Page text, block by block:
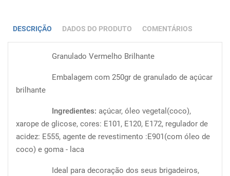
DESCRIÇÃO DADOS DO PRODUTO COMENTÁRIOS
Granulado Vermelho Brilhante
Embalagem com 250gr de granulado de açúcar
brilhante
Ingredientes: açúcar, óleo vegetal(coco),
xarope de glicose, cores: E101, E120, E172, regulador de
acidez: E555, agente de revestimento :E901(com óleo de
coco) e goma - laca
Ideal para decoração dos seus brigadeiros,